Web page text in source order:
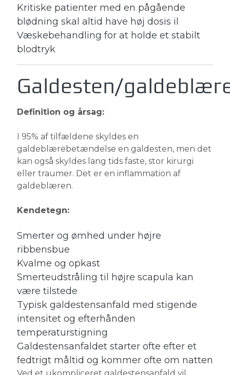
Kritiske patienter med en pågående
blødning skal altid have høj dosis il
Væskebehandling for at holde et stabilt
blodtryk
Galdesten/
Definition og årsag:
I 95% af tilfældene skyldes en
galdeblærebetændelse en galdesten, men det
kan også skyldes lang tids faste, stor kirurgi
eller traumer. Det er en inflammation af
galdeblæren.
Kendetegn:
Smerter og ømhed under højre
ribbensbue
Kvalme og opkast
Smerteudstråling til højre scapula kan
være tilstede
Typisk galdestensanfald med stigende
intensitet og efterhånden
temperaturstigning
Galdestensanfaldet starter ofte efter et
fedtrigt måltid og kommer ofte om natten